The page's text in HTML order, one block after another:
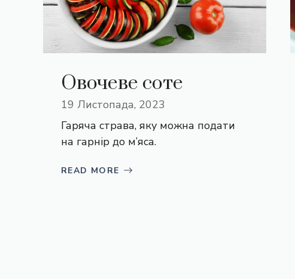
Овочеве соте
19 Листопада, 2023
Гаряча страва, яку можна подати
на гарнір до м’яса.
READ MORE